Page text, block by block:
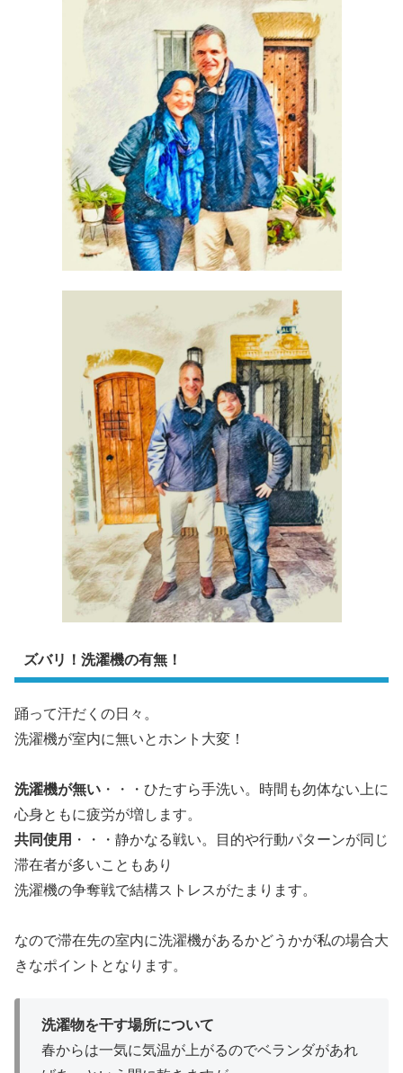
ズバリ！洗濯機の有無！
踊って汗だくの日々。
洗濯機が室内に無いとホント大変！
洗濯機が無い ・・・ひたすら手洗い。時間も勿体ない上に
心身ともに疲労が増します。
共同使用 ・・・静かなる戦い。目的や行動パターンが同じ
滞在者が多いこともあり
洗濯機の争奪戦で結構ストレスがたまります。
なので滞在先の室内に洗濯機があるかどうかが私の場合大
きなポイントとなります。
洗濯物を干す場所について
春からは一気に気温が上がるのでベランダがあれ